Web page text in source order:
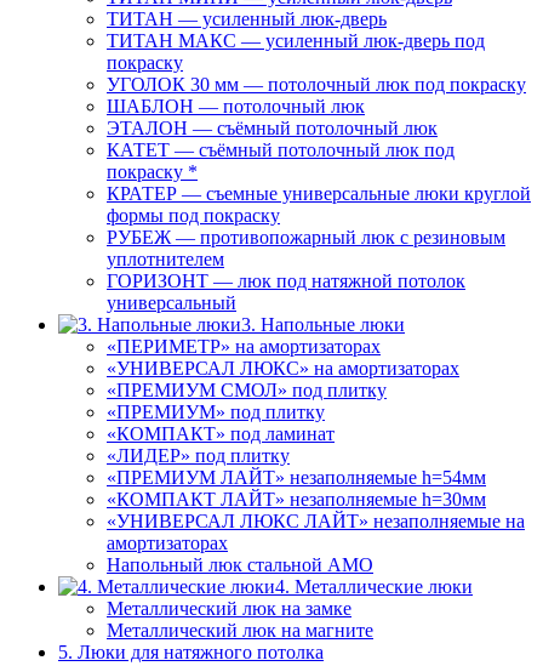
ТИТАН — усиленный люк-дверь
ТИТАН МАКС — усиленный люк-дверь под
покраску
УГОЛОК 30 мм — потолочный люк под покраску
ШАБЛОН — потолочный люк
ЭТАЛОН — съёмный потолочный люк
КАТЕТ — съёмный потолочный люк под
покраску *
КРАТЕР — съемные универсальные люки круглой
формы под покраску
РУБЕЖ — противопожарный люк с резиновым
уплотнителем
ГОРИЗОНТ — люк под натяжной потолок
универсальный
3. Напольные люки
«ПЕРИМЕТР» на амортизаторах
«УНИВЕРСАЛ ЛЮКС» на амортизаторах
«ПРЕМИУМ СМОЛ» под плитку
«ПРЕМИУМ» под плитку
«КОМПАКТ» под ламинат
«ЛИДЕР» под плитку
«ПРЕМИУМ ЛАЙТ» незаполняемые h=54мм
«КОМПАКТ ЛАЙТ» незаполняемые h=30мм
«УНИВЕРСАЛ ЛЮКС ЛАЙТ» незаполняемые на
амортизаторах
Напольный люк стальной АМО
4. Металлические люки
Металлический люк на замке
Металлический люк на магните
5. Люки для натяжного потолка